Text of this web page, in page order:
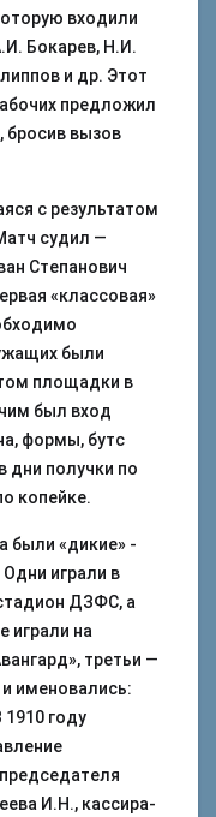
входили
Бокарев, Н.И.
и др. Этот
предложил
бросив вызов
с результатом
судил —
Степанович
«классовая»
были
площадки в
был вход
формы, бутс
дни получки по
копейке.
были «дикие» -
играли в
ДЗФС, а
играли на
третьи —
именовались:
году
И.Н., кассира-